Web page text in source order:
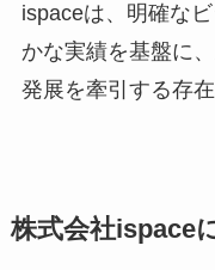
ispaceは、明確な
かな実績を基盤に
発展を牽引する存在
株式会社ispace